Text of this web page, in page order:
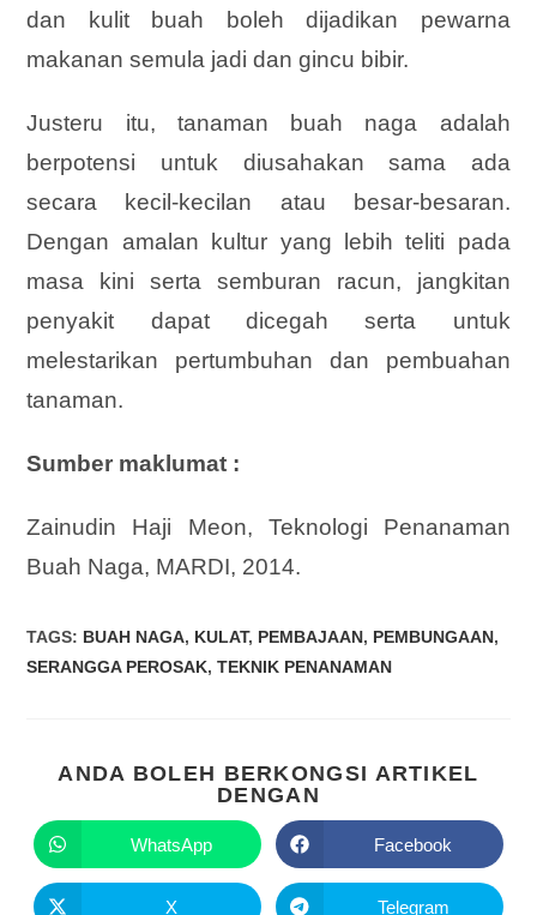
dan kulit buah boleh dijadikan pewarna
makanan semula jadi dan gincu bibir.
Justeru itu, tanaman buah naga adalah
berpotensi untuk diusahakan sama ada
secara kecil-kecilan atau besar-besaran.
Dengan amalan kultur yang lebih teliti pada
masa kini serta semburan racun, jangkitan
penyakit dapat dicegah serta untuk
melestarikan pertumbuhan dan pembuahan
tanaman.
Sumber maklumat :
Zainudin Haji Meon, Teknologi Penanaman
Buah Naga, MARDI, 2014.
TAGS: BUAH NAGA, KULAT, PEMBAJAAN, PEMBUNGAAN,
SERANGGA PEROSAK, TEKNIK PENANAMAN
ANDA BOLEH BERKONGSI ARTIKEL
DENGAN
WhatsApp Facebook
X Telegram